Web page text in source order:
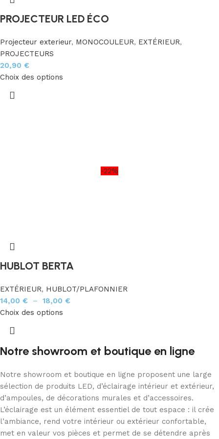
PROJECTEUR LED ÉCO
Projecteur exterieur, MONOCOULEUR, EXTÉRIEUR,
PROJECTEURS
20,90 €
Choix des options
-22%
HUBLOT BERTA
EXTÉRIEUR, HUBLOT/PLAFONNIER
14,00 € – 18,00 €
Choix des options
Notre showroom et boutique en ligne
Notre showroom et boutique en ligne proposent une large
sélection de produits LED, d’éclairage intérieur et extérieur,
d’ampoules, de décorations murales et d’accessoires.
L’éclairage est un élément essentiel de tout espace : il crée
l’ambiance, rend votre intérieur ou extérieur confortable,
met en valeur vos pièces et permet de se détendre après